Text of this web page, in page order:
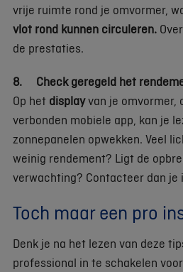
vrije ruimte rond je omvormer,
vlot rond kunnen circuleren.
de prestaties.
8. Check geregeld het
Op het displayvan je omvormer,
verbonden mobiele app, kan je
zonnepanelen opwekken. Veel
weinig rendement? Ligt de
verwachting? Contacteer dan je
Toch maar een pro
Denk je na het lezen van deze
professional in te schakelen